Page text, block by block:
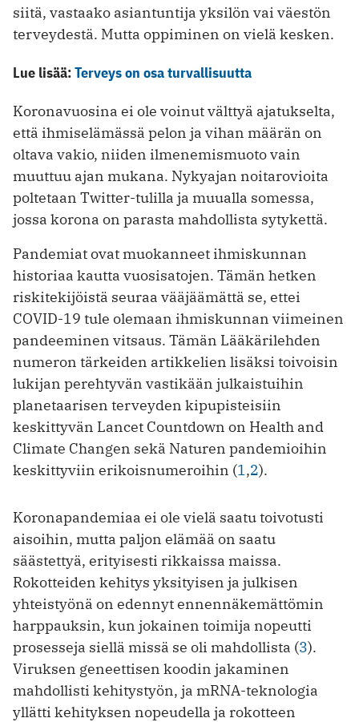
siitä, vastaako asiantuntija yksilön vai väestön
terveydestä. Mutta oppiminen on vielä kesken.
Lue lisää:Terveys on osa turvallisuutta
Koronavuosina ei ole voinut välttyä ajatukselta,
että ihmiselämässä pelon ja vihan määrän on
oltava vakio, niiden ilmenemismuoto vain
muuttuu ajan mukana. Nykyajan noitarovioita
poltetaan Twitter-tulilla ja muualla somessa,
jossa korona on parasta mahdollista sytykettä.
Pandemiat ovat muokanneet ihmiskunnan
historiaa kautta vuosisatojen. Tämän hetken
riskitekijöistä seuraa vääjäämättä se, ettei
COVID-19 tule olemaan ihmiskunnan viimeinen
pandeeminen vitsaus. Tämän Lääkärilehden
numeron tärkeiden artikkelien lisäksi toivoisin
lukijan perehtyvän vastikään julkaistuihin
planetaarisen terveyden kipupisteisiin
keskittyvän Lancet Countdown on Health and
Climate Changen sekä Naturen pandemioihin
keskittyviin erikoisnumeroihin (1,2).
Koronapandemiaa ei ole vielä saatu toivotusti
aisoihin, mutta paljon elämää on saatu
säästettyä, erityisesti rikkaissa maissa.
Rokotteiden kehitys yksityisen ja julkisen
yhteistyönä on edennyt ennennäkemättömin
harppauksin, kun jokainen toimija nopeutti
prosesseja siellä missä se oli mahdollista (3).
Viruksen geneettisen koodin jakaminen
mahdollisti kehitystyön, ja mRNA-teknologia
yllätti kehityksen nopeudella ja rokotteen